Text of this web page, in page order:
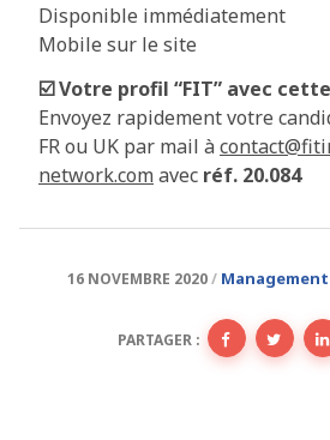
Disponible immédiatement
Mobile sur le site
☑️ Votre profil “FIT” avec
Envoyez rapidement votre
FR ou UK par mail à
network.com avec réf. 20.084
16 NOVEMBRE 2020
PARTAGER :